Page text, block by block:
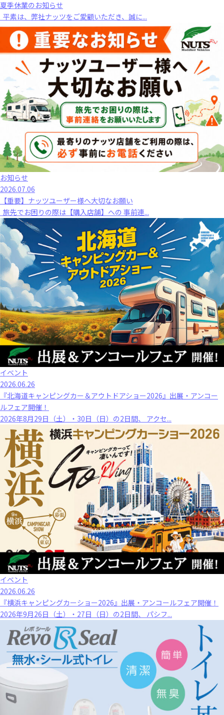
夏季休業のお知らせ
平素は、弊社ナッツをご愛顧いただき、誠に...
お知らせ
2026.07.06
【重要】ナッツユーザー様へ大切なお願い
旅先でお困りの際は【購入店舗】への 事前連...
イベント
2026.06.26
『北海道キャンピングカー＆アウトドアショー2026』出展・アンコー
ルフェア開催！
2026年8月29日（土）・30日（日）の2日間、 アクセ...
イベント
2026.06.26
『横浜キャンピングカーショー2026』出展・アンコールフェア開催！
2026年9月26日（土）・27日（日）の2日間、 パシフ...